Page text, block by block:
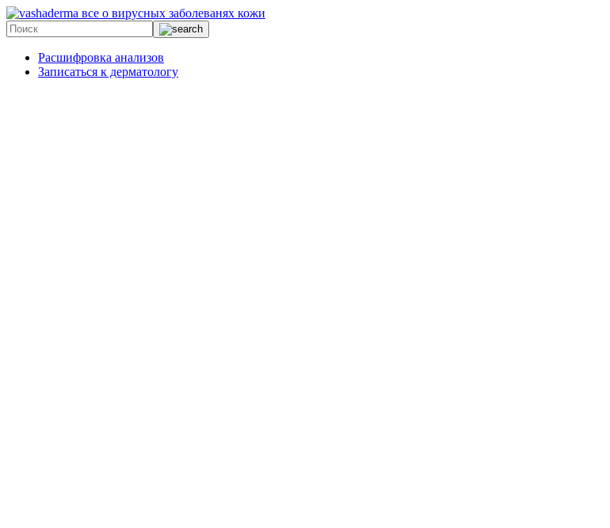
все о вирусных заболеванях кожи
Расшифровка анализов
Записаться к дерматологу